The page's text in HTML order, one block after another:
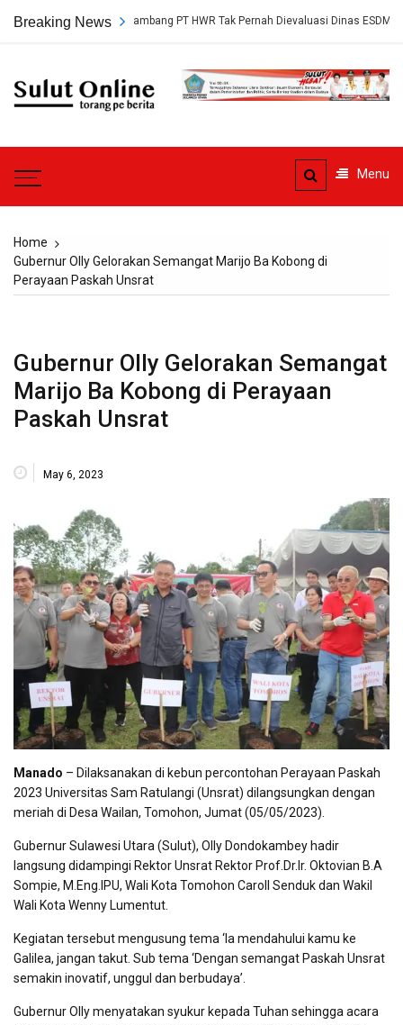
Breaking News
Persetujuan Tambang PT HWR Tak Pernah Dievaluasi Dinas ESDM
Sulut
Menu
Home
Gubernur Olly Gelorakan Semangat Marijo Ba Kobong di
Perayaan Paskah Unsrat
Gubernur Olly Gelorakan Semangat
Marijo Ba Kobong di Perayaan
Paskah Unsrat
May 6, 2023
Manado – Dilaksanakan di kebun percontohan Perayaan Paskah
2023 Universitas Sam Ratulangi (Unsrat) dilangsungkan dengan
meriah di Desa Wailan, Tomohon, Jumat (05/05/2023).
Gubernur Sulawesi Utara (Sulut), Olly Dondokambey hadir
langsung didampingi Rektor Unsrat Rektor Prof.Dr.Ir. Oktovian B.A
Sompie, M.Eng.IPU, Wali Kota Tomohon Caroll Senduk dan Wakil
Wali Kota Wenny Lumentut.
Kegiatan tersebut mengusung tema ‘Ia mendahului kamu ke
Galilea, jangan takut. Sub tema ‘Dengan semangat Paskah Unsrat
semakin inovatif, unggul dan berbudaya’.
Gubernur Olly menyatakan syukur kepada Tuhan sehingga acara